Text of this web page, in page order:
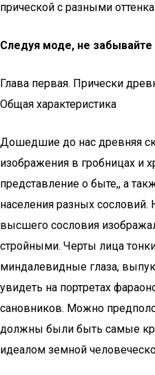
прической с разными
Следуя моде, не
Глава первая. Прически
Общая характеристика
Дошедшие до нас древняя
изображения в гробницах и
представление о быте,, а
населения разных
высшего сословия
стройными. Черты лица
миндалевидные глаза,
увидеть на портретах
сановников. Можно
должны были быть самые
идеалом земной